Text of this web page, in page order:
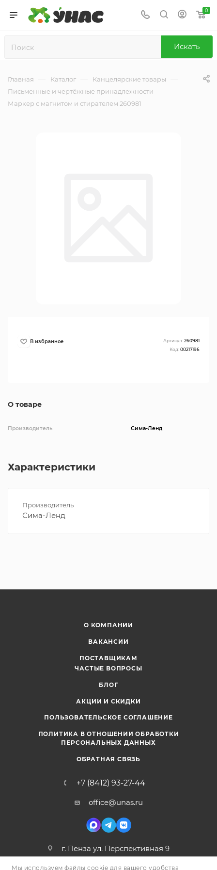
0
Искать
Главная — Каталог — Канцелярские товары —
Письменные и чертёжные принадлежности —
Маркер с магнитом и стирателем 260981
О товаре
Производитель Сима-Ленд
Артикул:260981
Код:00217196
Характеристики
Производитель
Сима-Ленд
О КОМПАНИИ
ВАКАНСИИ
ПОСТАВЩИКАМ
ЧАСТЫЕ ВОПРОСЫ
БЛОГ
АКЦИИ И СКИДКИ
ПОЛЬЗОВАТЕЛЬСКОЕ СОГЛАШЕНИЕ
ПОЛИТИКА В ОТНОШЕНИИ ОБРАБОТКИ
ПЕРСОНАЛЬНЫХ ДАННЫХ
ОБРАТНАЯ СВЯЗЬ
+7 (8412) 93-27-44
office@unas.ru
г. Пенза ул. Перспективная 9
Мы используем файлы cookie для вашего удобства